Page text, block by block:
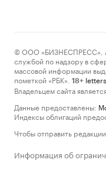
© ООО «БИЗНЕСПРЕСС»,
службой по надзору в
массовой информации
пометкой «РБК».
18+
Владельцем сайта
Данные предоставлены:
Индексы облигаций
Чтобы отправить
Информация об